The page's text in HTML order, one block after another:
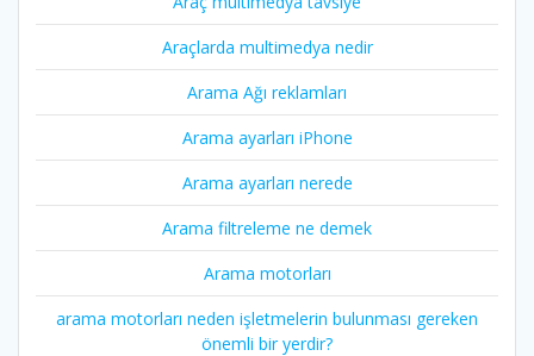
Araçlarda multimedya nedir
Arama Ağı reklamları
Arama ayarları iPhone
Arama ayarları nerede
Arama filtreleme ne demek
Arama motorları
arama motorları neden işletmelerin bulunması gereken
önemli bir yerdir?